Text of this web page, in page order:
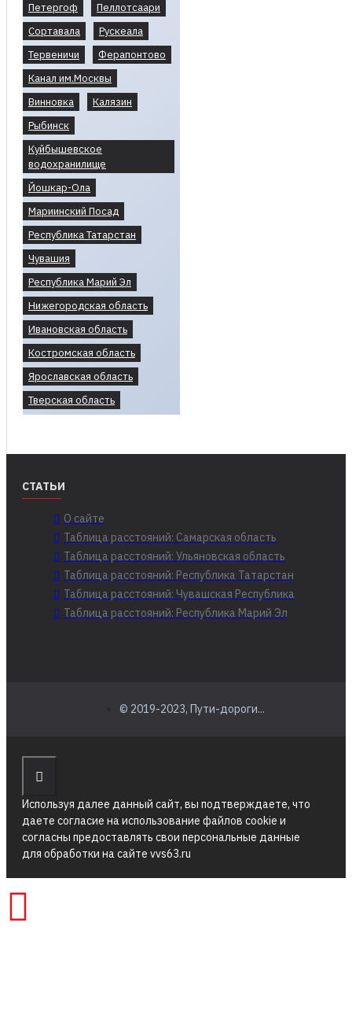
Петергоф
Пеллотсаари
Сортавала
Рускеала
Тервеничи
Ферапонтово
Канал им.Москвы
Винновка
Калязин
Рыбинск
Куйбышевское
водохранилище
Йошкар-Ола
Мариинский Посад
Республика Татарстан
Чувашия
Республика Марий Эл
Нижегородская область
Ивановская область
Костромская область
Ярославская область
Тверская область
СТАТЬИ
О сайте
Таблица расстояний: Самарская область
Таблица расстояний: Ульяновская область
Таблица расстояний: Республика Татарстан
Таблица расстояний: Чувашская Республика
Таблица расстояний: Республика Марий Эл
© 2019-2023, Пути-дороги...
Используя далее данный сайт, вы подтверждаете, что
даете согласие на использование файлов cookie и
согласны предоставлять свои персональные данные
для обработки на сайте vvs63.ru